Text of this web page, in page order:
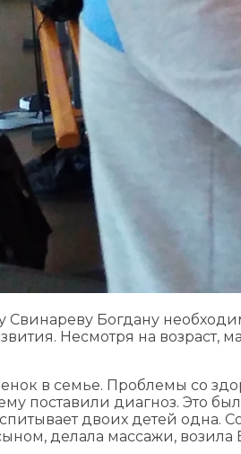
Богдану
Несмотря на возраст,
в семье. Проблемы со
поставили диагноз. Это
двоих детей одна.
делала массажи,